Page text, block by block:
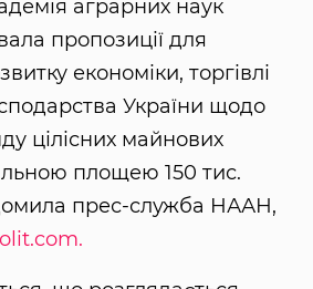
аграрних наук
пропозиції для
економіки, торгівлі
України щодо
цілісних майнових
площею 150 тис.
прес-служба НААН,